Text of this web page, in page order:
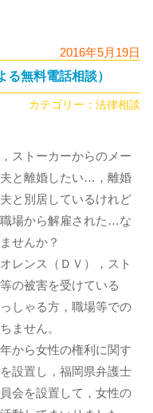
2016年5月19日
無料電話相談）
カテゴリー： 法律相談
ストーカーからのメー
と離婚したい…，離婚
と別居しているけれど
場から解雇された…な
せんか？
レンス（ＤＶ），スト
の被害を受けている
しゃる方，職場等での
ません。
から女性の権利に関す
設置し，福岡県弁護士
会を設置して，女性の